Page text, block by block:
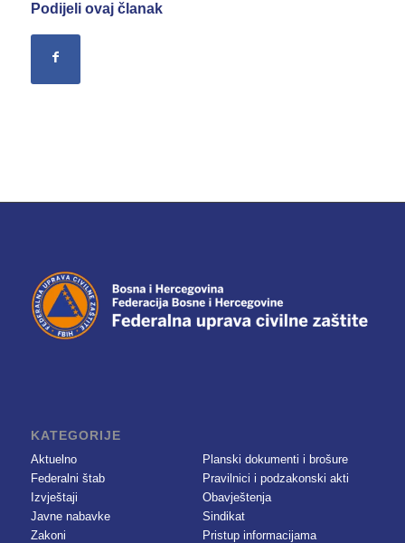
Podijeli ovaj članak
KATEGORIJE
Aktuelno
Federalni štab
Izvještaji
Javne nabavke
Zakoni
Planski dokumenti i brošure
Pravilnici i podzakonski akti
Obavještenja
Sindikat
Pristup informacijama